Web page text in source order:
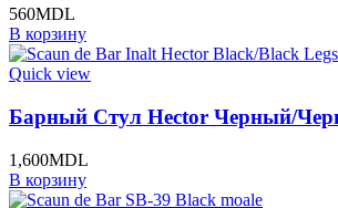
560MDL
В корзину
Quick view
Барный Стул Hector Черный/
1,600MDL
В корзину